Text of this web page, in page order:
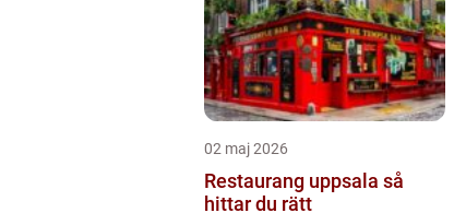
02 maj 2026
Restaurang uppsala så
hittar du rätt